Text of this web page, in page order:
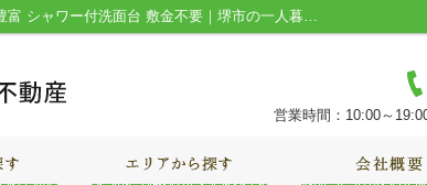
S-RESIDENCE堺altklas1405｜給湯 平面駐車場 収納豊富 シャワー付洗面台 敷金不要｜堺市の一人暮らし・ファミリー向け賃貸｜パキラホームズ 株式会社和泉不動産
営業時間：10:00～